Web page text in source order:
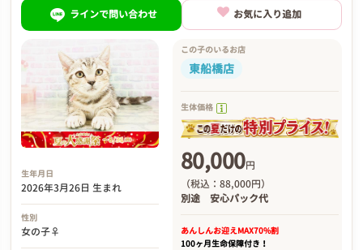
ラインで問い合わせ お気に入り追加
生年月日
2026年3月26日 生まれ
性別
女の子♀
この子のいるお店
東船橋店
生体価格
80,000円
（税込：88,000円）
別途 安心パック代
あんしんお迎えMAX70%割
100ヶ月生命保障付き！